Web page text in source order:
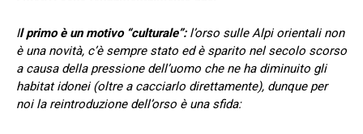
Il primo è un motivo “culturale”:l’orso sulle Alpi orientali non
è una novità, c’è sempre stato ed è sparito nel secolo scorso
a causa della pressione dell’uomo che ne ha diminuito gli
habitat idonei (oltre a cacciarlo direttamente), dunque per
noi la reintroduzione dell’orso è una sfida: